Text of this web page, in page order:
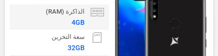
الذاكرة (RAM)
4GB
سعة التخزين
32GB